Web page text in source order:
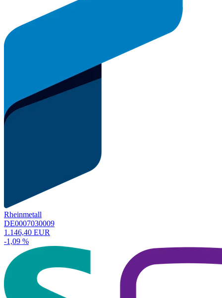
Rheinmetall
DE0007030009
1.146,40 EUR
-1,09 %